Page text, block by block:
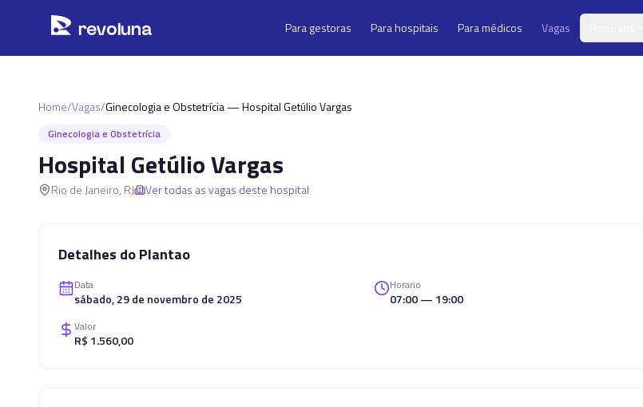
revoluna Para gestoras Para hospitais Para médicos Vagas
Home/Vagas/Ginecologia e Obstetrícia — Hospital Getúlio Vargas
Ginecologia e Obstetrícia
Hospital Getúlio Vargas
Rio de Janeiro, RJ Ver todas as vagas deste hospital
Detalhes do Plantao
Data
sábado, 29 de novembro de 2025
Horario
07:00 — 19:00
Valor
R$ 1.560,00